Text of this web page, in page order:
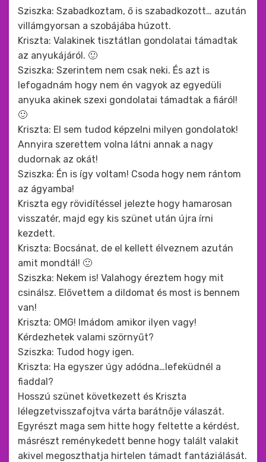
Sziszka: Szabadkoztam, ő is szabadkozott… azután
villámgyorsan a szobájába húzott.
Kriszta: Valakinek tisztátlan gondolatai támadtak
az anyukájáról. 🙂
Sziszka: Szerintem nem csak neki. És azt is
lefogadnám hogy nem én vagyok az egyedüli
anyuka akinek szexi gondolatai támadtak a fiáról!
🙂
Kriszta: El sem tudod képzelni milyen gondolatok!
Annyira szerettem volna látni annak a nagy
dudornak az okát!
Sziszka: Én is így voltam! Csoda hogy nem rántom
az ágyamba!
Kriszta egy rövidítéssel jelezte hogy hamarosan
visszatér, majd egy kis szünet után újra írni
kezdett.
Kriszta: Bocsánat, de el kellett élveznem azután
amit mondtál! 🙂
Sziszka: Nekem is! Valahogy éreztem hogy mit
csinálsz. Elővettem a dildomat és most is bennem
van!
Kriszta: OMG! Imádom amikor ilyen vagy!
Kérdezhetek valami szörnyűt?
Sziszka: Tudod hogy igen.
Kriszta: Ha egyszer úgy adódna…lefeküdnél a
fiaddal?
Hosszú szünet következett és Kriszta
lélegzetvisszafojtva várta barátnője válaszát.
Egyrészt maga sem hitte hogy feltette a kérdést,
másrészt reménykedett benne hogy talált valakit
akivel megoszthatja hirtelen támadt fantáziálását.